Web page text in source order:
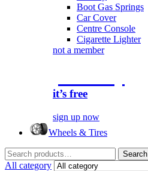
Boot Gas Springs
Car Cover
Centre Console
Cigarette Lighter
not a member
it’s free
sign up now
Wheels & Tires
Search
for:
Search
All category